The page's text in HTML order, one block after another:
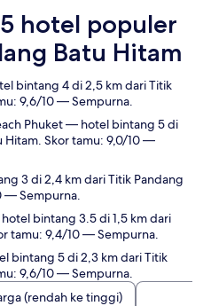
hotel populer
Batu Hitam
bintang 4 di 2,5 km dari Titik
9,6/10 — Sempurna.
Phuket— hotel bintang 5 di
Hitam. Skor tamu: 9,0/10 —
3 di 2,4 km dari Titik Pandang
— Sempurna.
bintang 3.5 di 1,5 km dari
tamu: 9,4/10 — Sempurna.
bintang 5 di 2,3 km dari Titik
9,6/10 — Sempurna.
(rendah ke tinggi)